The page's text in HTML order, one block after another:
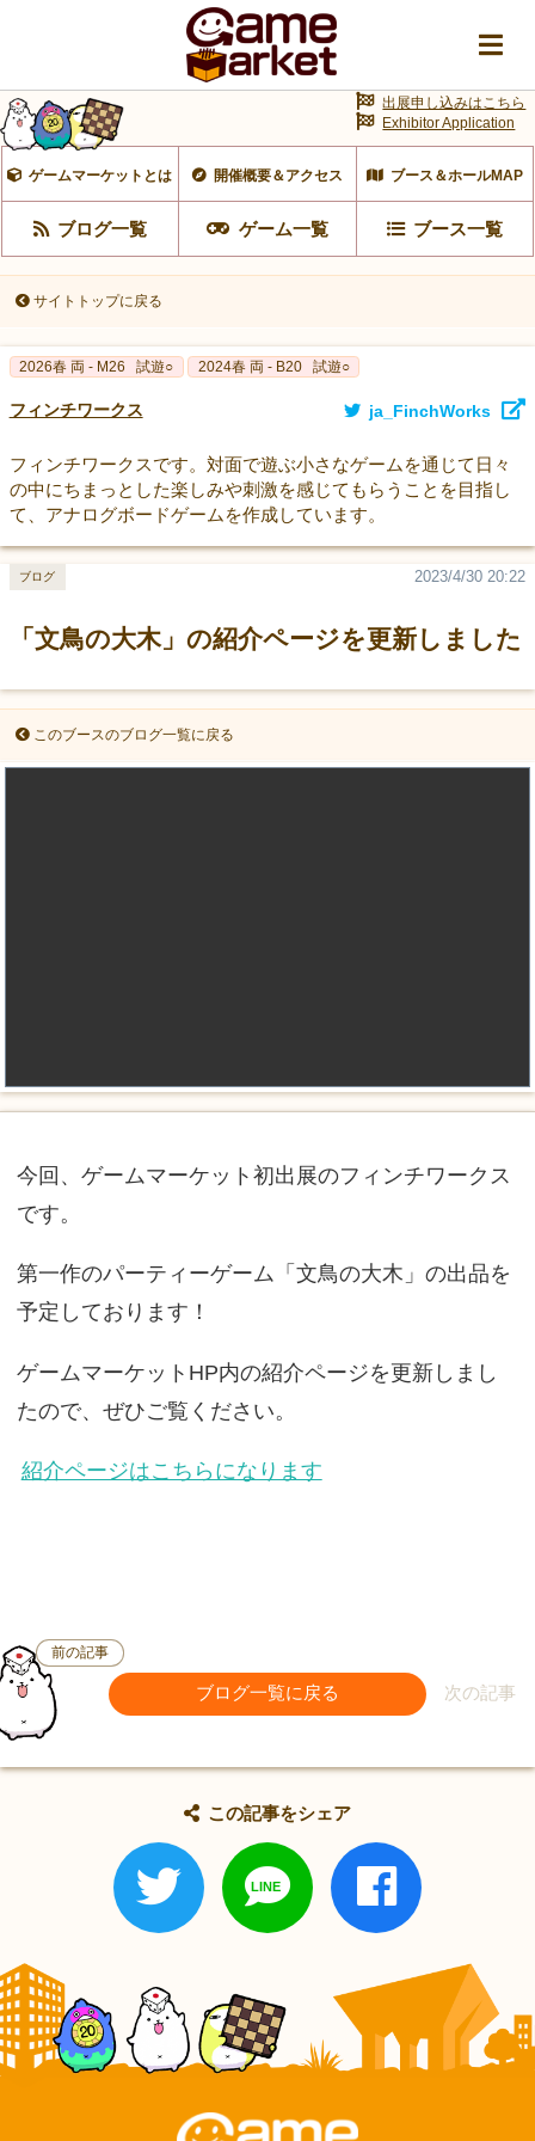
ゲームマーケットとは 開催概要＆アクセス ブース＆ホールMAP
ブログ一覧 ゲーム一覧 ブース一覧
出展申し込みはこちら
Exhibitor Application
サイトトップに戻る
2026春 両 - M26 試遊○ 2024春 両 - B20 試遊○
フィンチワークス ja_FinchWorks
フィンチワークスです。対面で遊ぶ小さなゲームを通じて日々
の中にちまっとした楽しみや刺激を感じてもらうことを目指し
て、アナログボードゲームを作成しています。
「文鳥の大木」の紹介ページを更新しました
2023/4/30 20:22
ブログ
このブースのブログ一覧に戻る
今回、ゲームマーケット初出展のフィンチワークス
です。
第一作のパーティーゲーム「文鳥の大木」の出品を
予定しております！
ゲームマーケットHP内の紹介ページを更新しまし
たので、ぜひご覧ください。
紹介ページはこちらになります
前の記事
ブログ一覧に戻る 次の記事
この記事をシェア